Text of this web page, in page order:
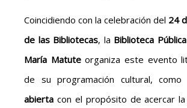
Coincidiendo con la celebración del 24
de las Bibliotecas, la Biblioteca
María Matuteorganiza este evento
de su programación cultural, como
abierta con el propósito de acercar